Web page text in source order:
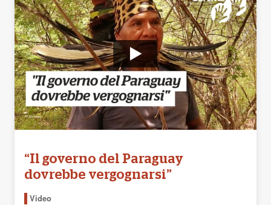
“Il governo del Paraguay
dovrebbe vergognarsi”
Video